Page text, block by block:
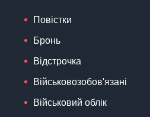
Повістки
Бронь
Відстрочка
Військовозобов'язані
Військовий облік